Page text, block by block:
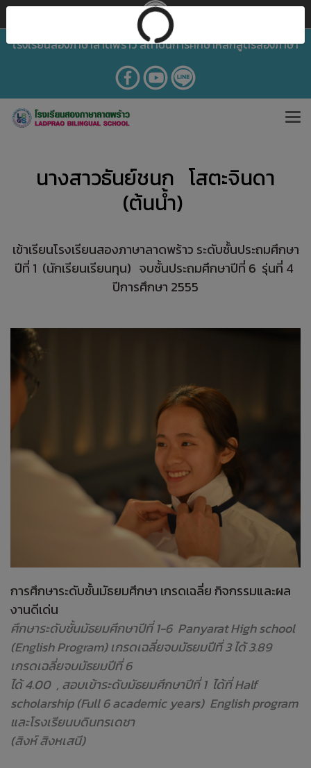
โรงเรียนสองภาษาลาดพร้าว สถาบันการศึกษาหลักสูตรสองภาษา
นางสาวธันย์ชนก โสตะจินดา
(ต้นน้ำ)
เข้าเรียนโรงเรียนสองภาษาลาดพร้าว ระดับชั้นประถมศึกษา
ปีที่ 1 (นักเรียนเรียนทุน) จบชั้นประถมศึกษาปีที่ 6 รุ่นที่ 4
ปีการศึกษา 2555
การศึกษาระดับชั้นมัธยมศึกษา เกรดเฉลี่ย กิจกรรมและผล
งานดีเด่น
ศึกษาระดับชั้นมัธยมศึกษาปีที่ 1-6 Panyarat High school
(English Program) เกรดเฉลี่ยจบมัธยมปีที่ 3 ได้ 3.89
เกรดเฉลี่ยจบมัธยมปีที่ 6
ได้ 4.00 , สอบเข้าระดับมัธยมศึกษาปีที่ 1 ได้ที่ Half
scholarship (Full 6 academic years) English program
และโรงเรียนบดินทรเดชา
(สิงห์ สิงหเสนี)